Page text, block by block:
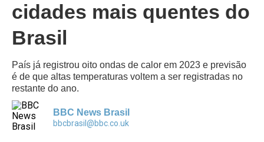
cidades mais quentes do
Brasil
País já registrou oito ondas de calor em 2023 e previsão
é de que altas temperaturas voltem a ser registradas no
restante do ano.
BBC News Brasil
bbcbrasil@bbc.co.uk